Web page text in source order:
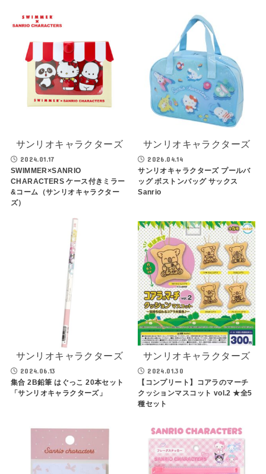
サンリオキャラクターズ
2024.01.17
SWIMMER×SANRIO
CHARACTERS ケース付きミラー
&コーム（サンリオキャラクター
ズ）
サンリオキャラクターズ
2026.04.14
サンリオキャラクターズ プールバ
ッグ ボストンバッグ サックス
Sanrio
サンリオキャラクターズ
2024.06.13
集合 2B鉛筆 はぐっこ 20本セット
「サンリオキャラクターズ」
サンリオキャラクターズ
2024.01.30
【コンプリート】コアラのマーチ
クッションマスコット vol.2 ★全5
種セット